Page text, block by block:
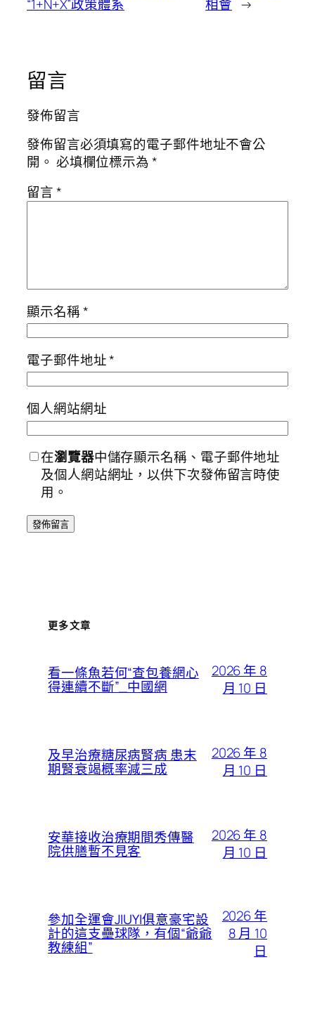
“1+N+X”政策體系
相會 →
留言
發佈留言
發佈留言必須填寫的電子郵件地址不會公
開。 必填欄位標示為*
留言*
顯示名稱*
電子郵件地址*
個人網站網址
在瀏覽器中儲存顯示名稱、電子郵件地址
及個人網站網址，以供下次發佈留言時使
用。
更多文章
看一條魚若何“查包養網心
得連續不斷”_中國網
2026 年 8
月 10 日
及早治療糖尿病腎病 患末
期腎衰竭概率減三成
2026 年 8
月 10 日
安華接收治療期間秀傳醫
院供膳暫不見客
2026 年 8
月 10 日
參加全運會JIUYI俱意豪宅設
計的這支壘球隊，有個“爺爺
教練組”
2026 年
8 月 10
日